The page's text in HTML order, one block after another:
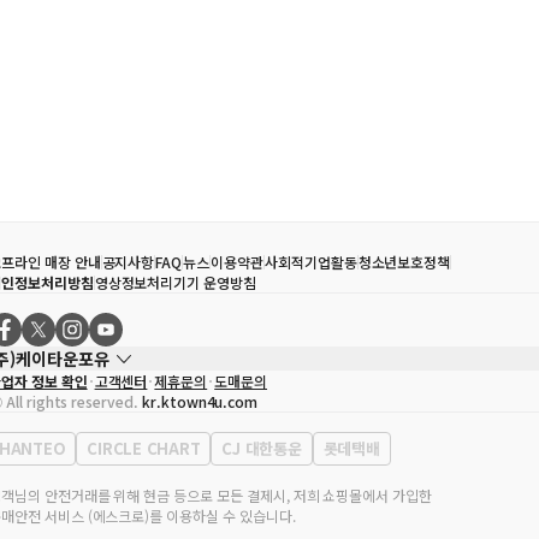
라인 매장 안내공지사항FAQ뉴스이용약관사회적기업활동청소년보호정책
정보처리방침영상정보처리기기 운영방침
)케이타운포유
자
송효민
업자등록번호
120-87-71116
판매업 신고번호 제2011-서울강남-02223
표전화
02-552-9855
자 정보 확인 고객센터 제휴문의 도매문의
rights reserved. kr.ktown4u.com
HANTEO CIRCLE CHART CJ 대한통운 롯데택배
님의 안전거래를 위해 현금 등으로 모든 결제시, 저희 쇼핑몰에서 가입한
안전 서비스 (에스크로)를 이용하실 수 있습니다.